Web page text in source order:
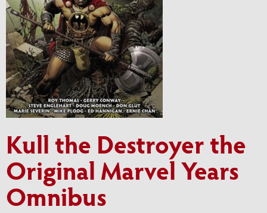
Kull the Destroyer the
Original Marvel Years
Omnibus